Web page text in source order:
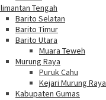
Tengah
Barito Selatan
Barito Timur
Barito Utara
Muara Teweh
Murung Raya
Puruk Cahu
Kejari Murung Raya
Kabupaten Gumas